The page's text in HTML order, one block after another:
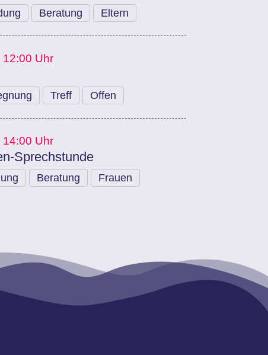
Beratung Eltern
12:00 Uhr
Treff Offen
14:00 Uhr
Sprechstunde
Beratung Frauen